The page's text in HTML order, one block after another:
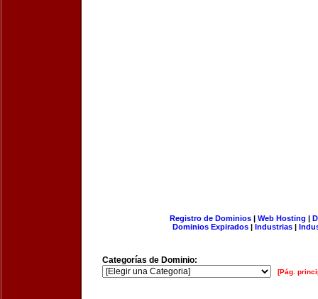
Registro de Dominios| Web Hosting |
Dominios Expirados | Industrias |
Categorías de Dominio:
[Pág.